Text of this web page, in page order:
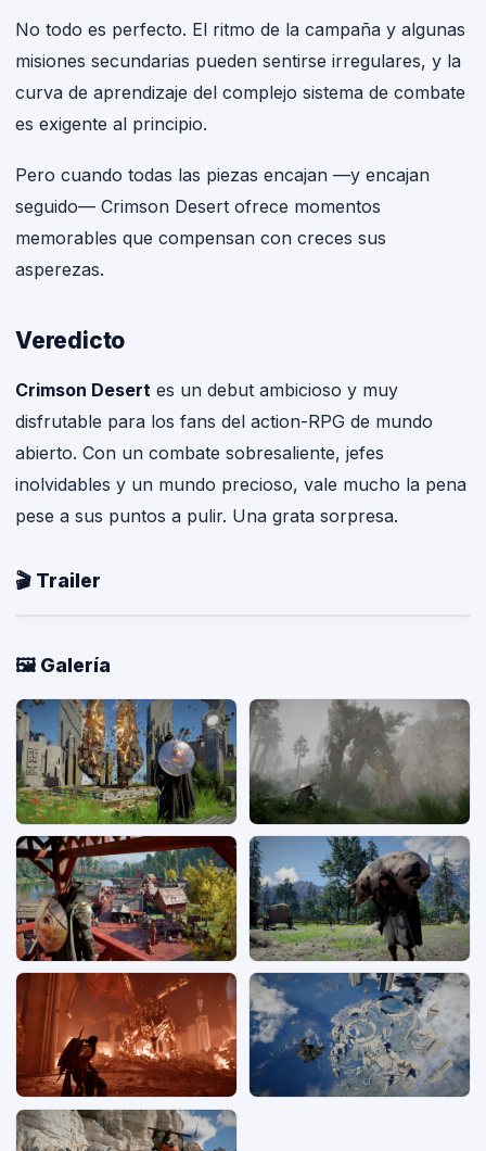
No todo es perfecto. El ritmo de la campaña y algunas
misiones secundarias pueden sentirse irregulares, y la
curva de aprendizaje del complejo sistema de combate
es exigente al principio.
Pero cuando todas las piezas encajan —y encajan
seguido— Crimson Desert ofrece momentos
memorables que compensan con creces sus
asperezas.
Veredicto
Crimson Desert es un debut ambicioso y muy
disfrutable para los fans del action-RPG de mundo
abierto. Con un combate sobresaliente, jefes
inolvidables y un mundo precioso, vale mucho la pena
pese a sus puntos a pulir. Una grata sorpresa.
🎬 Trailer
🖼️ Galería